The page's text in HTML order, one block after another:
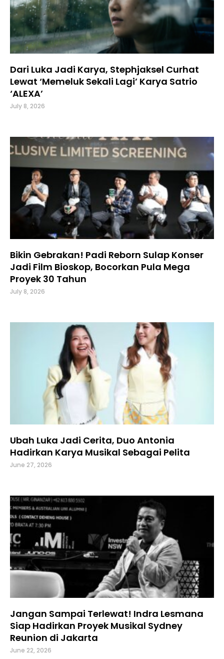
Dari Luka Jadi Karya, Stephjaksel Curhat
Lewat ‘Memeluk Sekali Lagi’ Karya Satrio
‘ALEXA’
July 8, 2026
Bikin Gebrakan! Padi Reborn Sulap Konser
Jadi Film Bioskop, Bocorkan Pula Mega
Proyek 30 Tahun
July 8, 2026
Ubah Luka Jadi Cerita, Duo Antonia
Hadirkan Karya Musikal Sebagai Pelita
June 27, 2026
Jangan Sampai Terlewat! Indra Lesmana
Siap Hadirkan Proyek Musikal Sydney
Reunion di Jakarta
June 22, 2026